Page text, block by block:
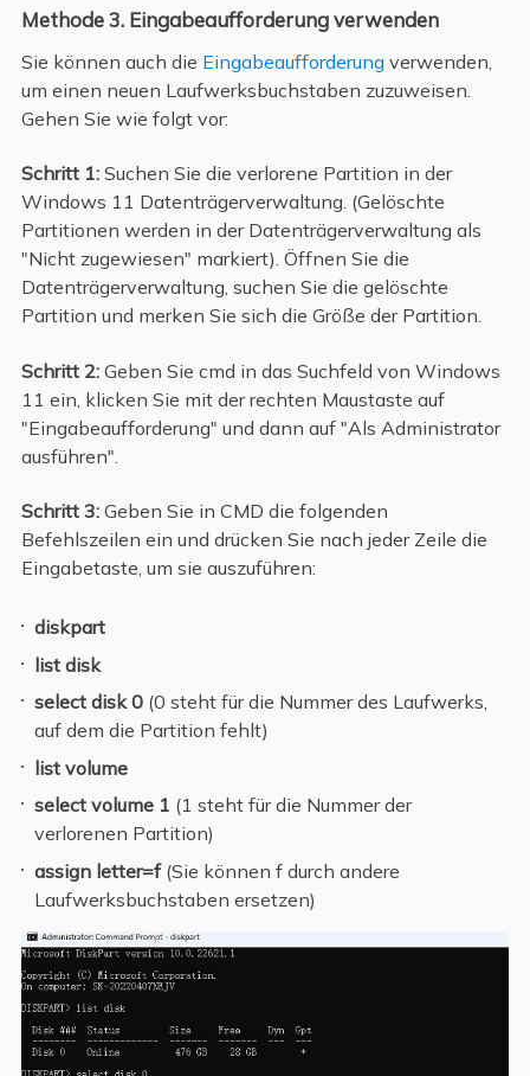
Methode 3. Eingabeaufforderung verwenden
Sie können auch die Eingabeaufforderungverwenden,
um einen neuen Laufwerksbuchstaben zuzuweisen.
Gehen Sie wie folgt vor:
Schritt 1: Suchen Sie die verlorene Partition in der
Windows 11 Datenträgerverwaltung. (Gelöschte
Partitionen werden in der Datenträgerverwaltung als
"Nicht zugewiesen" markiert). Öffnen Sie die
Datenträgerverwaltung, suchen Sie die gelöschte
Partition und merken Sie sich die Größe der Partition.
Schritt 2: Geben Sie cmd in das Suchfeld von Windows
11 ein, klicken Sie mit der rechten Maustaste auf
"Eingabeaufforderung" und dann auf "Als Administrator
ausführen".
Schritt 3: Geben Sie in CMD die folgenden
Befehlszeilen ein und drücken Sie nach jeder Zeile die
Eingabetaste, um sie auszuführen:
diskpart
list disk
select disk 0 (0 steht für die Nummer des Laufwerks,
auf dem die Partition fehlt)
list volume
select volume 1 (1 steht für die Nummer der
verlorenen Partition)
assign letter=f (Sie können f durch andere
Laufwerksbuchstaben ersetzen)